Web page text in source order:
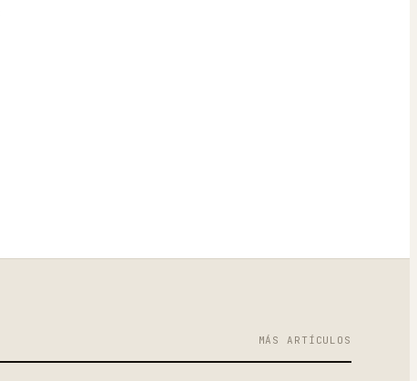
MÁS ARTÍCULOS